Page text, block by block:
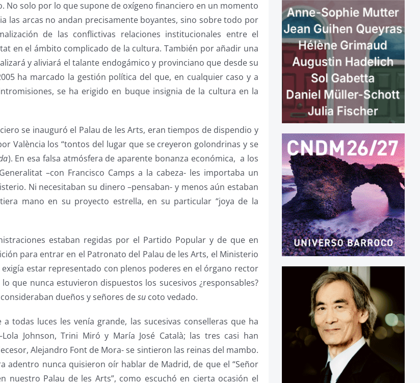
No solo por lo que supone de oxígeno financiero en un momento
las arcas no andan precisamente boyantes, sino sobre todo por
de las conflictivas relaciones institucionales entre el
en el ámbito complicado de la cultura. También por añadir una
y aliviará el talante endogámico y provinciano que desde su
ha marcado la gestión política del que, en cualquier caso y a
se ha erigido en buque insignia de la cultura en la
se inauguró el Palau de les Arts, eran tiempos de dispendio y
València los “tontos del lugar que se creyeron golondrinas y se
). En esa falsa atmósfera de aparente bonanza económica, a los
–con Francisco Camps a la cabeza- les importaba un
Ni necesitaban su dinero –pensaban- y menos aún estaban
mano en su proyecto estrella, en su particular “joya de la
estaban regidas por el Partido Popular y de que en
para entrar en el Patronato del Palau de les Arts, el Ministerio
estar representado con plenos poderes en el órgano rector
que nunca estuvieron dispuestos los sucesivos ¿responsables?
dueños y señores desu coto vedado.
todas luces les venía grande, las sucesivas conselleras que ha
Johnson, Trini Miró y María José Català; las tres casi han
Alejandro Font de Mora- se sintieron las reinas del mambo.
adentro nunca quisieron oír hablar de Madrid, de que el “Señor
nuestro Palau de les Arts”, como escuchó en cierta ocasión el